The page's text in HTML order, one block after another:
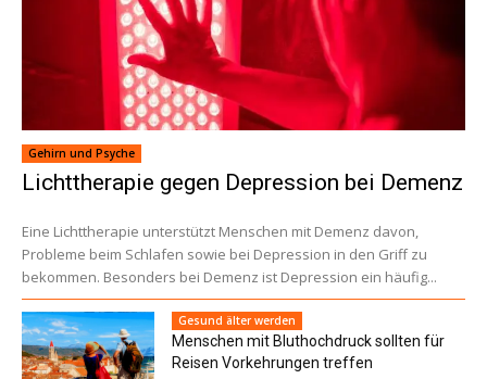
Gehirn und Psyche
Lichttherapie gegen Depression bei Demenz
Eine Lichttherapie unterstützt Menschen mit Demenz davon,
Probleme beim Schlafen sowie bei Depression in den Griff zu
bekommen. Besonders bei Demenz ist Depression ein häufig...
Gesund älter werden
Menschen mit Bluthochdruck sollten für
Reisen Vorkehrungen treffen